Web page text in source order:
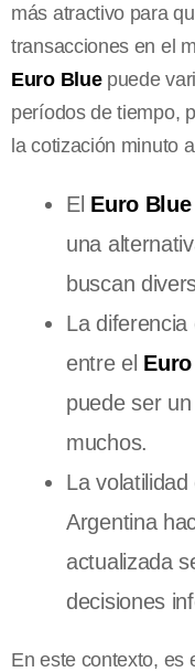
más atractivo para
transacciones en el
Euro Bluepuede
períodos de tiempo,
la cotización minuto
El Euro Blue
una
buscan
La
entre el
puede ser
muchos.
La
Argentina
actualizada
decisiones
En este contexto, es